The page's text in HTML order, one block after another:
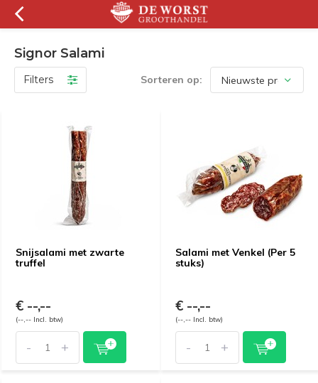
Signor Salami
Filters Sorteren op:
Snijsalami met zwarte
truffel
€ --,--
(--,-- Incl. btw)
- +
Salami met Venkel (Per 5
stuks)
€ --,--
(--,-- Incl. btw)
- +